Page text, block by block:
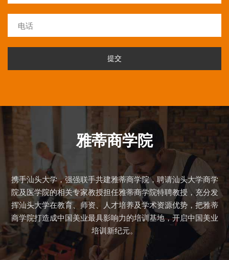
提交
雅蒂商学院
携手汕头大学，强强联手共建雅蒂商学院，聘请汕头大学商学
院及医学院的相关专家教授担任雅蒂商学院特聘教授，充分发
挥汕头大学在教育、师资、人才培养及学术资源优势，把雅蒂
商学院打造成中国美业最具影响力的培训基地，开启中国美业
培训新纪元。